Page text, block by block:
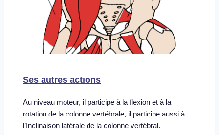
Ses autres actions
Au niveau moteur, il participe à la flexion et à la
rotation de la colonne vertébrale, il participe aussi à
l’Inclinaison latérale de la colonne vertébral.